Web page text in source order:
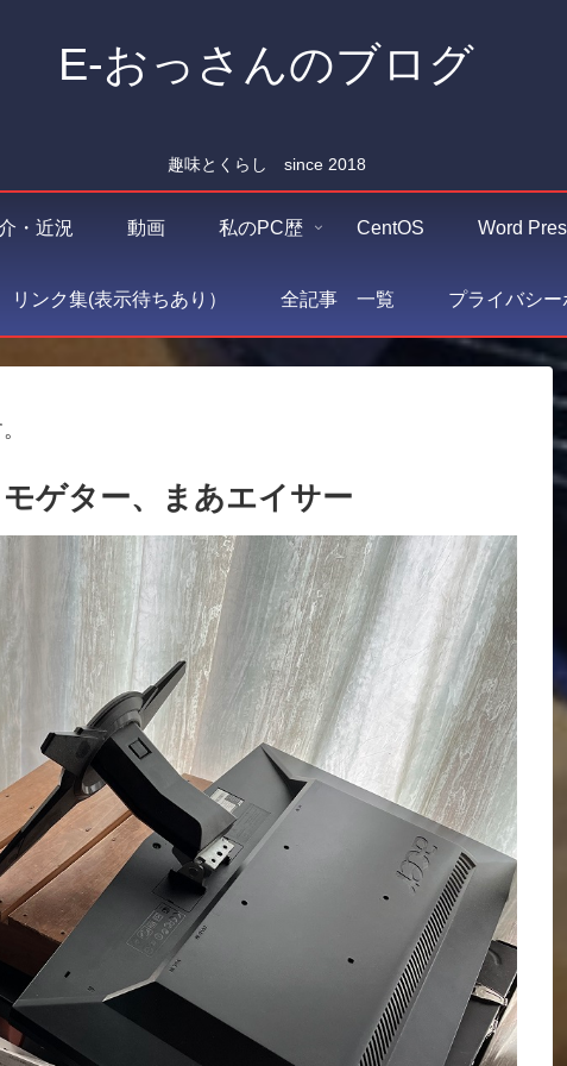
E-おっさんのブログ
趣味とくらし since 2018
・近況 動画 私のPC歴 CentOS Word
ンク集(表示待ちあり） 全記事 一覧 プライバシー
ゲター、まあエイサー